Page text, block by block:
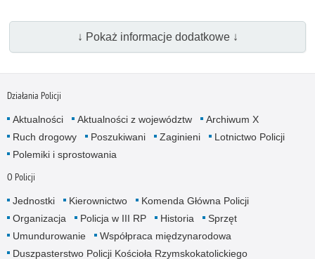
↓ Pokaż informacje dodatkowe ↓
Działania Policji
Aktualności Aktualności z województw
Archiwum X
Ruch drogowy
Poszukiwani Zaginieni
Lotnictwo Policji
Polemiki i sprostowania
O Policji
Jednostki Kierownictwo
Komenda Główna Policji
Organizacja
Policja w III RP Historia
Sprzęt
Umundurowanie
Współpraca międzynarodowa
Duszpasterstwo Policji Kościoła Rzymskokatolickiego